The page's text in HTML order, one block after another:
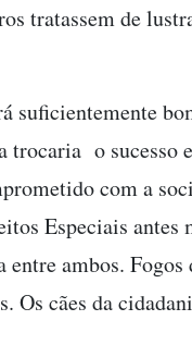
tratassem de
suficientemente
o sucesso
com a
Especiais
entre ambos.
Os cães da